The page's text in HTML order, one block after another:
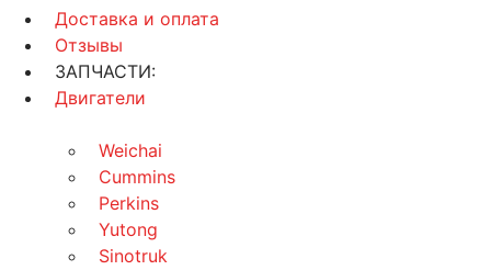
Доставка и оплата
Отзывы
ЗАПЧАСТИ:
Двигатели
Weichai
Cummins
Perkins
Yutong
Sinotruk